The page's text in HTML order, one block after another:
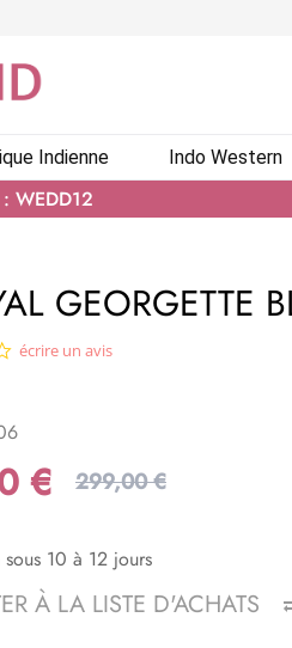
Indienne Indo Western
WEDD12
GEORGETTE
0.0
écrire un avis
€ 299,00 €
10 à 12 jours
À LA LISTE D'ACHATS